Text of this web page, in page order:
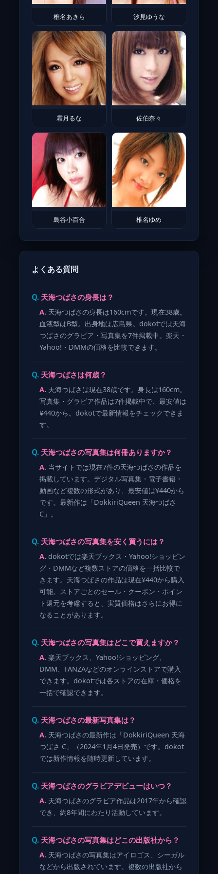
椎名あきら 汐見ゆうな
霜月るな 佐伯奈々
島谷小百合 椎名ゆめ
よくある質問
天海つばさの身長は？
天海つばさの身長は160cmです。現在38歳。
血液型はB型。出身地は広島県。dokotでは天海
つばさのグラビア・写真集を7件掲載中。楽天・
Yahoo!・DMMの価格を比較できます。
天海つばさは何歳？
天海つばさは現在38歳です。身長は160cm。
写真集・グラビア作品は7件掲載中で、最安値は
¥440から。dokotで最新情報をチェックできま
す。
天海つばさの写真集は何冊ありますか？
当サイトでは現在7件の天海つばさの作品を
掲載しています。デジタル写真集・電子書籍・
動画など複数の形式があり、最安値は¥440から
です。最新作は「DokkiriQueen 天海つばさ
C」。
天海つばさの写真集を安く買うには？
dokotでは楽天ブックス・Yahoo!ショッピン
グ・DMMなど複数ストアの価格を一括比較で
きます。天海つばさの作品は現在¥440から購入
可能。ストアごとのセール・クーポン・ポイン
ト還元を考慮すると、実質価格はさらにお得に
なることがあります。
天海つばさの写真集はどこで買えますか？
楽天ブックス、Yahoo!ショッピング、
DMM、FANZAなどのオンラインストアで購入
できます。dokotでは各ストアの在庫・価格を
一括で確認できます。
天海つばさの最新写真集は？
天海つばさの最新作は「DokkiriQueen 天海
つばさ C」（2024年1月4日発売）です。dokot
では新作情報を随時更新しています。
天海つばさのグラビアデビューはいつ？
天海つばさのグラビア作品は2017年から確認
でき、約8年間にわたり活動しています。
天海つばさの写真集はどこの出版社から？
天海つばさの写真集はアイロゴス、シーガル
などから出版されています。複数の出版社から